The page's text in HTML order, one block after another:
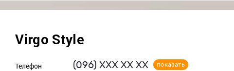
Virgo Style
Телефон (096) ХХХ ХХ ХХ показать